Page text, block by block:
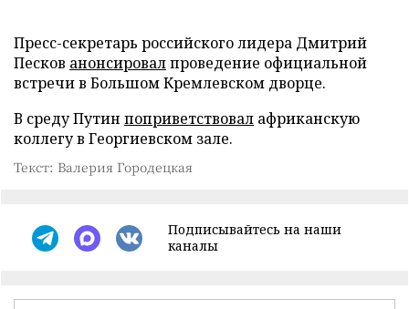
Пресс-секретарь российского лидера Дмитрий
Песков анонсировалпроведение официальной
встречи в Большом Кремлевском дворце.
В среду Путин поприветствовал африканскую
коллегу в Георгиевском зале.
Текст: Валерия Городецкая
Подписывайтесь на наши
каналы